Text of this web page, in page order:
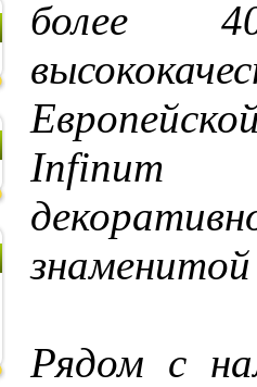
более
Infinum
Рядом с